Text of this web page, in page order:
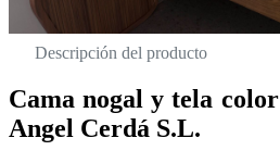
Descripción del producto
Cama nogal y tela
Angel Cerdá S.L.